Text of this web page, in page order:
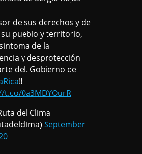
de sus derechos y de
su pueblo y territorio,
de la
y desprotección
del. Gobierno de
‼️
t.co/0a3MDYOurR
del Clima
September